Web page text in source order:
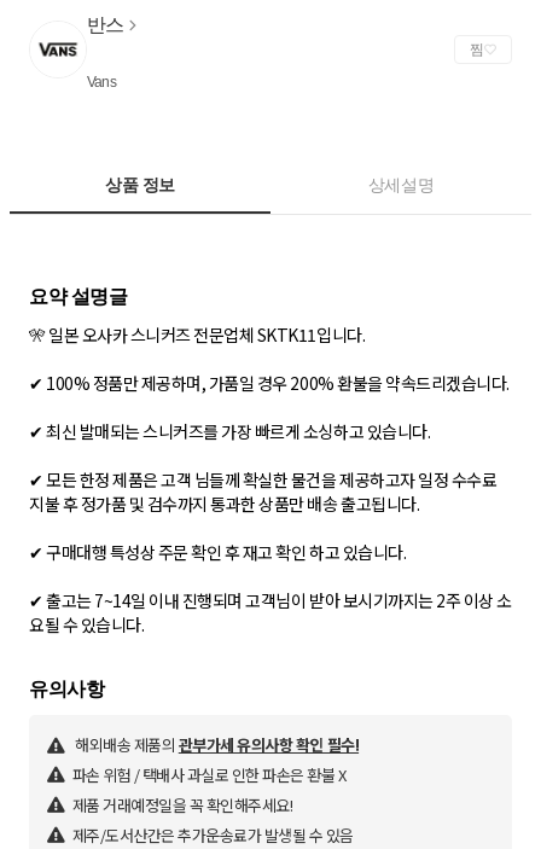
반스
Vans
찜
상품 정보 상세설명
요약 설명글
🎌 일본 오사카 스니커즈 전문업체 SKTK11입니다.
✔ 100% 정품만 제공하며, 가품일 경우 200% 환불을 약속드리겠습니다.
✔ 최신 발매되는 스니커즈를 가장 빠르게 소싱하고 있습니다.
✔ 모든 한정 제품은 고객 님들께 확실한 물건을 제공하고자 일정 수수료
지불 후 정가품 및 검수까지 통과한 상품만 배송 출고됩니다.
✔ 구매대행 특성상 주문 확인 후 재고 확인 하고 있습니다.
✔ 출고는 7~14일 이내 진행되며 고객님이 받아 보시기까지는 2주 이상 소
요될 수 있습니다.
유의사항
해외배송 제품의 관부가세 유의사항 확인 필수!
파손 위험 / 택배사 과실로 인한 파손은 환불 X
제품 거래예정일을 꼭 확인해주세요!
제주/도서산간은 추가운송료가 발생될 수 있음